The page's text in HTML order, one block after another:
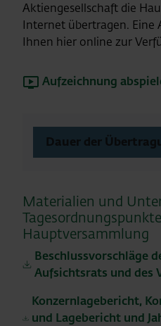
Aktiengesellschaft die
Internet übertragen. Eine
Ihnen hier online zur
Aufzeichnung
Dauer der
Materialien und
Hauptversammlung
Beschlussvorschläge
Aufsichtsrats und des
Konzernlagebericht,
und Lagebericht und